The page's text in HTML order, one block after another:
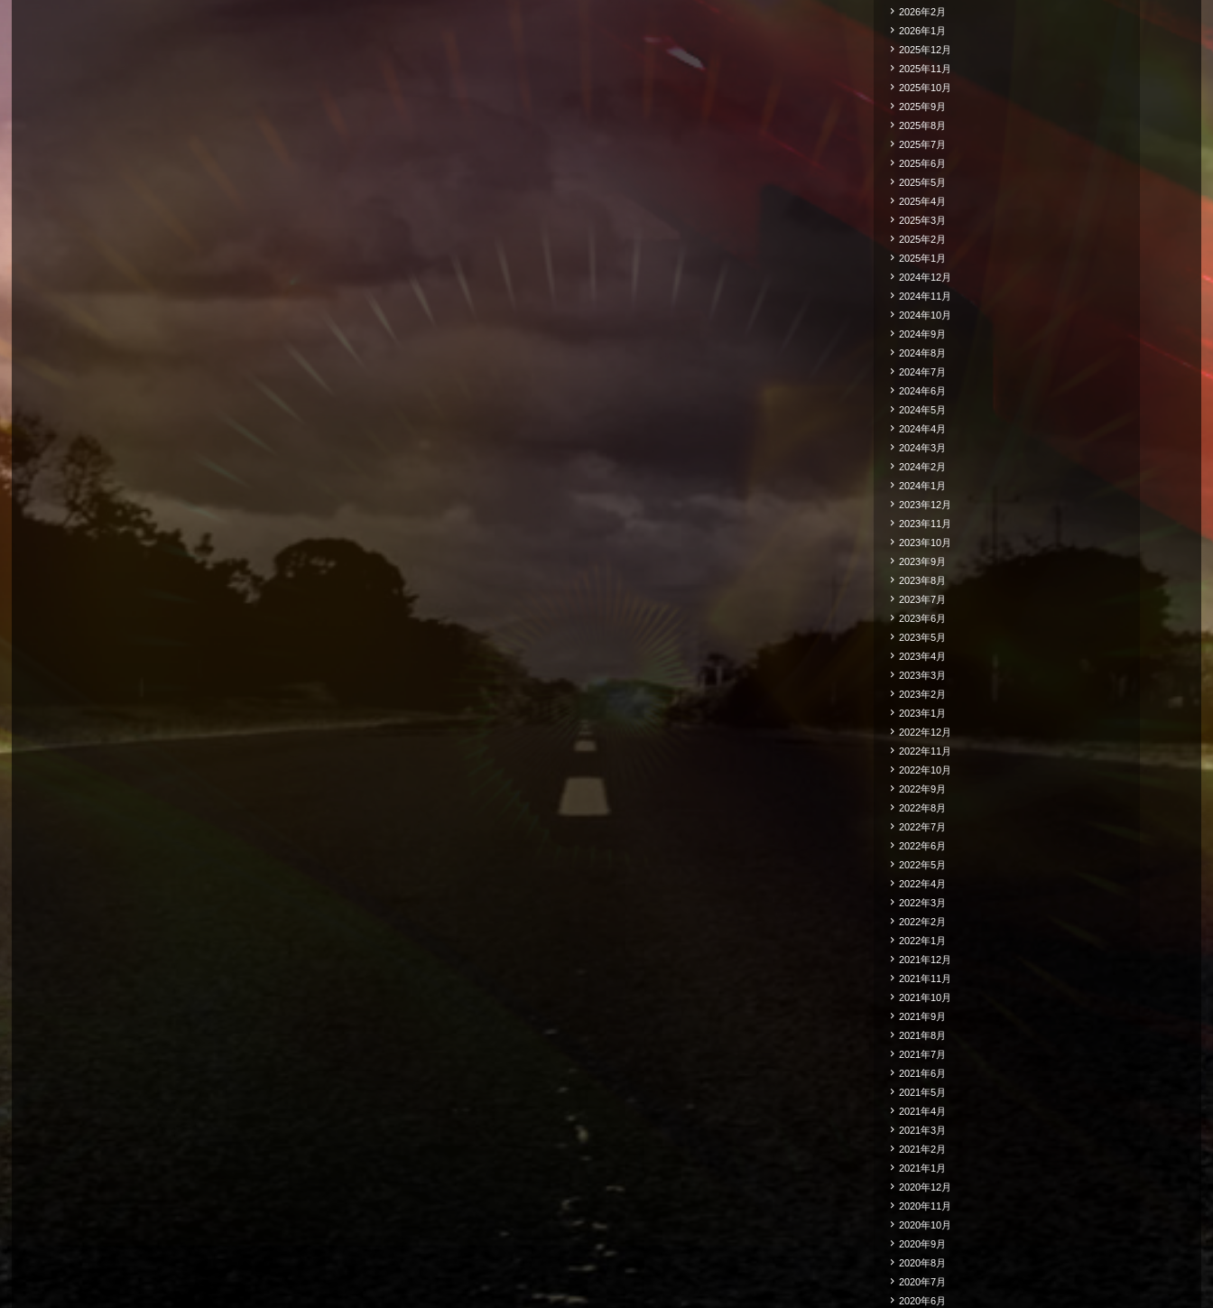
2026年2月
2026年1月
2025年12月
2025年11月
2025年10月
2025年9月
2025年8月
2025年7月
2025年6月
2025年5月
2025年4月
2025年3月
2025年2月
2025年1月
2024年12月
2024年11月
2024年10月
2024年9月
2024年8月
2024年7月
2024年6月
2024年5月
2024年4月
2024年3月
2024年2月
2024年1月
2023年12月
2023年11月
2023年10月
2023年9月
2023年8月
2023年7月
2023年6月
2023年5月
2023年4月
2023年3月
2023年2月
2023年1月
2022年12月
2022年11月
2022年10月
2022年9月
2022年8月
2022年7月
2022年6月
2022年5月
2022年4月
2022年3月
2022年2月
2022年1月
2021年12月
2021年11月
2021年10月
2021年9月
2021年8月
2021年7月
2021年6月
2021年5月
2021年4月
2021年3月
2021年2月
2021年1月
2020年12月
2020年11月
2020年10月
2020年9月
2020年8月
2020年7月
2020年6月